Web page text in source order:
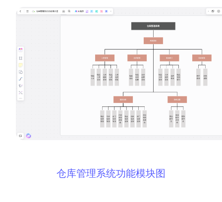
下载
客户端、插件
解决方案
团队协作提效
在线绘图
流程整理
仓库管理系统功能模块图